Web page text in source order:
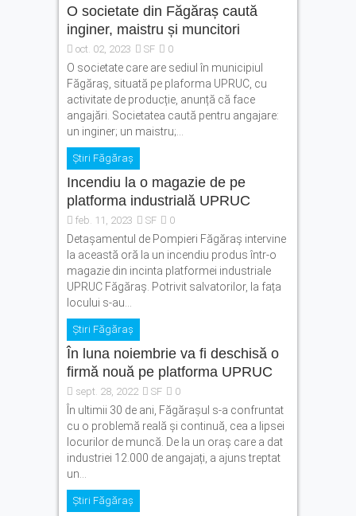
Concert extraordinar de
muzică de cameră la
Făgăraș. Cvartetul NaunArt
urcă pe scena Amfiteatrului
de vară
38°C la Făgăraș, apoi vin
furtunile
O societate din Făgăraș caută
inginer, maistru și muncitori
oct. 02, 2023 SF 0
O societate care are sediul în municipiul
Făgăraș, situată pe plaforma UPRUC, cu
activitate de producție, anunță că face
angajări. Societatea caută pentru angajare:
un inginer; un maistru;...
Știri Făgăraș
Incendiu la o magazie de pe
platforma industrială UPRUC
feb. 11, 2023 SF 0
Detașamentul de Pompieri Făgăraș intervine
la această oră la un incendiu produs într-o
magazie din incinta platformei industriale
UPRUC Făgăraș. Potrivit salvatorilor, la fața
locului s-au...
Știri Făgăraș
În luna noiembrie va fi deschisă o
firmă nouă pe platforma UPRUC
sept. 28, 2022 SF 0
În ultimii 30 de ani, Făgărașul s-a confruntat
cu o problemă reală și continuă, cea a lipsei
locurilor de muncă. De la un oraș care a dat
industriei 12.000 de angajați, a ajuns treptat
un...
Știri Făgăraș